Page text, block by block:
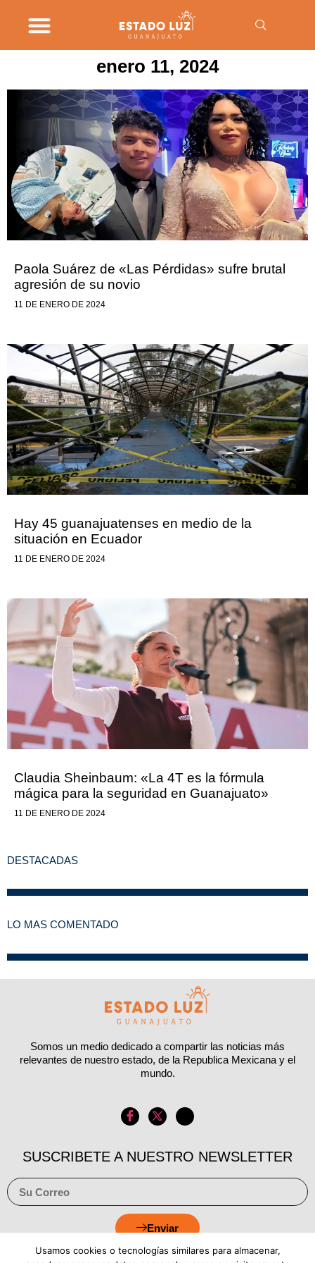
enero 11, 2024
Paola Suárez de «Las Pérdidas» sufre brutal
agresión de su novio
11 DE ENERO DE 2024
Hay 45 guanajuatenses en medio de la
situación en Ecuador
11 DE ENERO DE 2024
Claudia Sheinbaum: «La 4T es la fórmula
mágica para la seguridad en Guanajuato»
11 DE ENERO DE 2024
DESTACADAS
LO MAS COMENTADO
Somos un medio dedicado a compartir las noticias más
relevantes de nuestro estado, de la Republica Mexicana y el
mundo.
SUSCRIBETE A NUESTRO NEWSLETTER
Enviar
Usamos cookies o tecnologías similares para almacenar,